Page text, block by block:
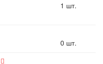
1 шт.
0 шт.